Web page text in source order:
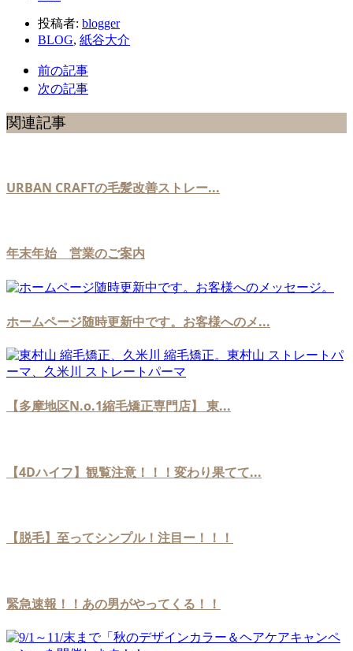
投稿者: blogger
BLOG, 紙谷大介
前の記事
次の記事
関連記事
URBAN CRAFTの毛髪改善ストレー...
年末年始 営業のご案内
ホームページ随時更新中です。お客様へのメ...
【多摩地区N.o.1縮毛矯正専門店】 東...
【4Dハイフ】観覧注意！！！変わり果てて...
【脱毛】至ってシンプル！注目ー！！！
緊急速報！！あの男がやってくる！！